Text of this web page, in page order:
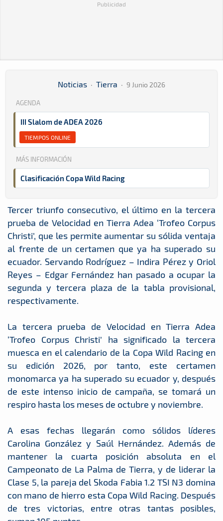
Publicidad
Noticias · Tierra · 9 Junio 2026
AGENDA
III Slalom de ADEA 2026
TIEMPOS ONLINE
MÁS INFORMACIÓN
Clasificación Copa Wild Racing
Tercer triunfo consecutivo, el último en la tercera
prueba de Velocidad en Tierra Adea ‘Trofeo Corpus
Christi’, que les permite aumentar su sólida ventaja
al frente de un certamen que ya ha superado su
ecuador. Servando Rodríguez – Indira Pérez y Oriol
Reyes – Edgar Fernández han pasado a ocupar la
segunda y tercera plaza de la tabla provisional,
respectivamente.
La tercera prueba de Velocidad en Tierra Adea
‘Trofeo Corpus Christi’ ha significado la tercera
muesca en el calendario de la Copa Wild Racing en
su edición 2026, por tanto, este certamen
monomarca ya ha superado su ecuador y, después
de este intenso inicio de campaña, se tomará un
respiro hasta los meses de octubre y noviembre.
A esas fechas llegarán como sólidos líderes
Carolina González y Saúl Hernández. Además de
mantener la cuarta posición absoluta en el
Campeonato de La Palma de Tierra, y de liderar la
Clase 5, la pareja del Skoda Fabia 1.2 TSI N3 domina
con mano de hierro esta Copa Wild Racing. Después
de tres victorias, entre otras tantas posibles,